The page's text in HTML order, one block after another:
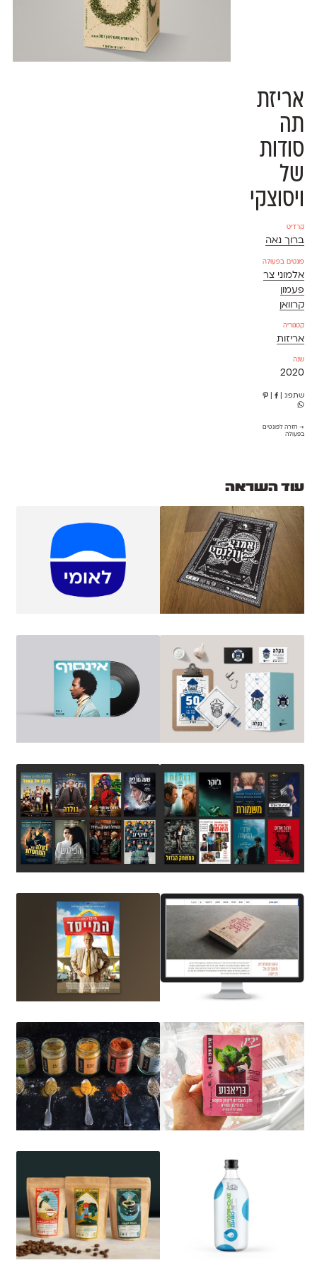
אריזת
תה
סודות
של
ויסוצקי
קרדיט
ברוך נאה
פונטים בפעולה
אלמוני צר
פעמון
קרוואן
קטגוריה
אריזות
שנה
2020
שתפו: |
→ חזרה לפונטים
בפעולה
עוד השראה